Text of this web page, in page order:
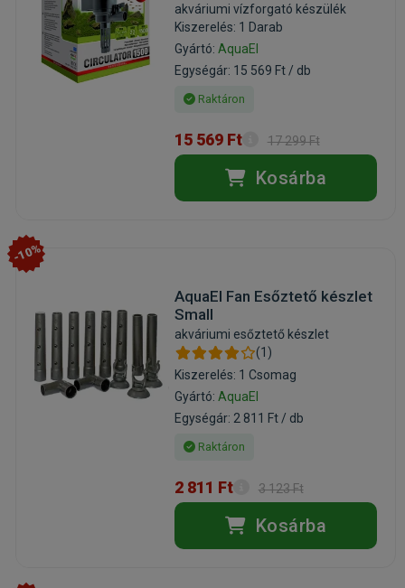
akváriumi vízforgató készülék
Kiszerelés: 1 Darab
Gyártó: AquaEl
Egységár: 15 569 Ft / db
Raktáron
15 569 Ft 17 299 Ft
Kosárba
-10%
AquaEl Fan Esőztető készlet
Small
akváriumi esőztető készlet
(1)
Kiszerelés: 1 Csomag
Gyártó: AquaEl
Egységár: 2 811 Ft / db
Raktáron
2 811 Ft 3 123 Ft
Kosárba